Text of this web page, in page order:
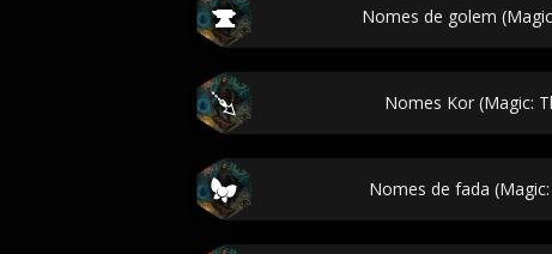
Nomes de golem
Nomes Kor (Magic:
Nomes de fada